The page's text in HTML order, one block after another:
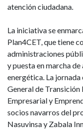
atención ciudadana.
La iniciativa se
Plan4CET, que tiene
administraciones
y puesta en marcha
energética. La
General de
Empresarial y
socios navarros del
Nasuvinsa y Zabala